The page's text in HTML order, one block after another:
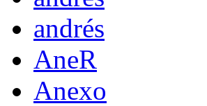
andrés
AneR
Anexo